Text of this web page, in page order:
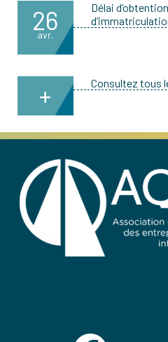
26
avr.
Délai
+ Consultez tous